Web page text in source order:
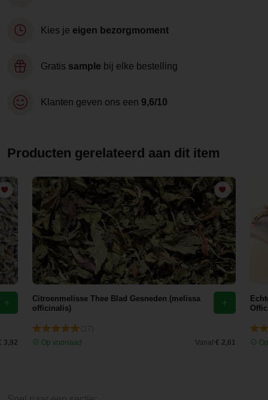
Kies je eigen bezorgmoment
Gratis sample bij elke bestelling
Klanten geven ons een 9,6/10
Producten gerelateerd aan dit item
3,92
Citroenmelisse Thee Blad Gesneden (melissa
officinalis)
Op voorraad
Vanaf € 2,61